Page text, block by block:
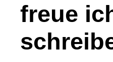
freue